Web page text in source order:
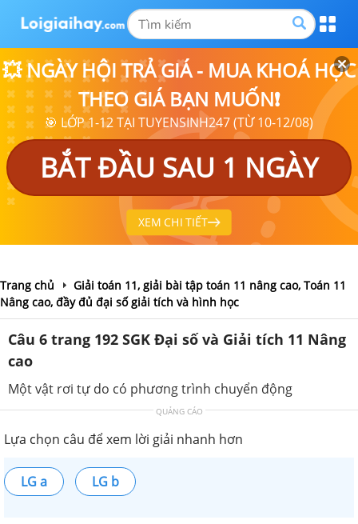
💥 NGÀY HỘI TRẢ GIÁ - MUA KHOÁ HỌC
THEO GIÁ BẠN MUỐN❗
🎯 LỚP 1-12 TẠI TUYENSINH247 (TỪ 10-12/08)
BẮT ĐẦU SAU 1 NGÀY
XEM CHI TIẾT
Trang chủ
Giải toán 11, giải bài tập toán 11 nâng cao, Toán 11
Nâng cao, đầy đủ đại số giải tích và hình học
Câu 6 trang 192 SGK Đại số và Giải tích 11 Nâng
cao
Một vật rơi tự do có phương trình chuyển động
QUẢNG CÁO
Lựa chọn câu để xem lời giải nhanh hơn
LG a LG b